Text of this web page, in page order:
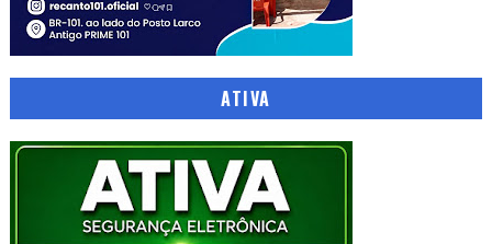
ATIVA